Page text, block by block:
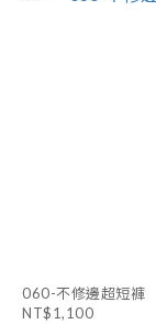
060-不修邊超短褲
NT$1,100